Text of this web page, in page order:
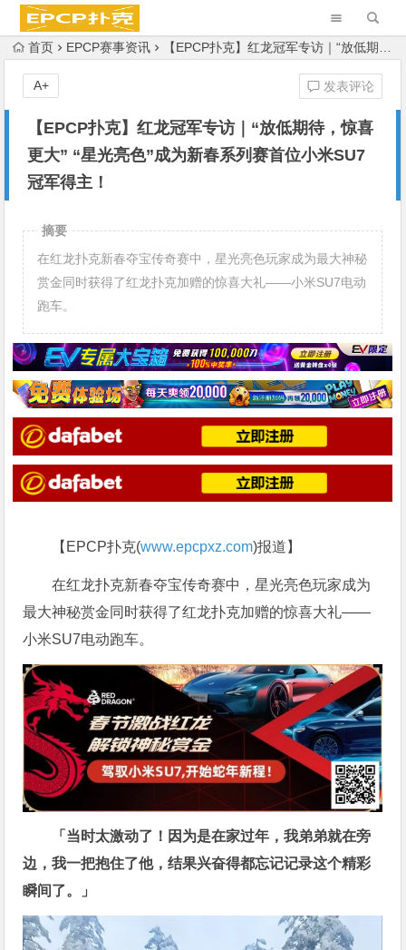
首页 EPCP赛事资讯 【EPCP扑克】红龙冠军专访｜“放低期待，惊喜更大” “星光亮色”成为新春系列赛首位小米SU7冠军得主！
【EPCP扑克】红龙冠军专访｜“放低期待，惊喜
更大” “星光亮色”成为新春系列赛首位小米SU7
冠军得主！
发表评论
A+
摘要
在红龙扑克新春夺宝传奇赛中，星光亮色玩家成为最大神秘
赏金同时获得了红龙扑克加赠的惊喜大礼——小米SU7电动
跑车。
【EPCP扑克(www.epcpxz.com)报道】
在红龙扑克新春夺宝传奇赛中，星光亮色玩家成为
最大神秘赏金同时获得了红龙扑克加赠的惊喜大礼——
小米SU7电动跑车。
「当时太激动了！因为是在家过年，我弟弟就在旁
边，我一把抱住了他，结果兴奋得都忘记记录这个精彩
瞬间了。」